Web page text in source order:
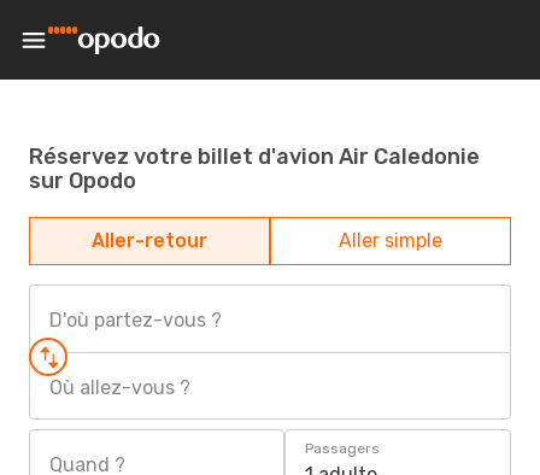
Réservez votre billet d'avion Air Caledonie
sur Opodo
Aller-retour Aller simple
D'où partez-vous ?
Où allez-vous ?
Quand ?
Passagers